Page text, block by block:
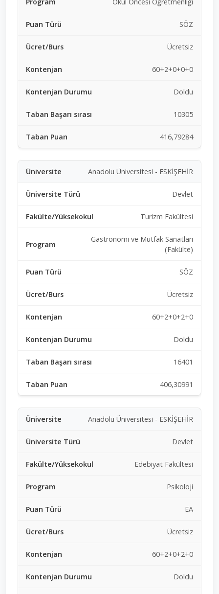
SÖZ
Ücretsiz
60+2+0+0+0
Doldu
10305
416,79284
Anadolu Üniversitesi - ESKİŞEHİR
Devlet
Turizm Fakültesi
Gastronomi ve Mutfak Sanatları
(Fakülte)
SÖZ
Ücretsiz
60+2+0+2+0
Doldu
16401
406,30991
Anadolu Üniversitesi - ESKİŞEHİR
Devlet
Edebiyat Fakültesi
Psikoloji
EA
Ücretsiz
60+2+0+2+0
Doldu